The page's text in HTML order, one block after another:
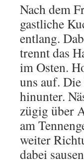
Nach dem
gastliche
entlang.
trennt das
im Osten.
uns auf.
hinunter.
zügig über
am
weiter
dabei